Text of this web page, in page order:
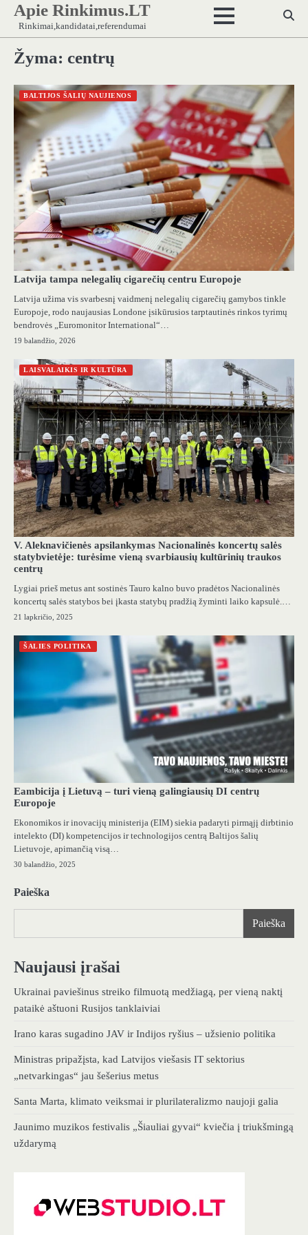
Skip
content
Apie Rinkimus.LT
Rinkimai,kandidatai,referendumai
Žyma: centrų
BALTIJOS ŠALIŲ NAUJIENOS
Latvija tampa nelegalių cigarečių centru Europoje
Latvija užima vis svarbesnį vaidmenį nelegalių cigarečių gamybos tinkle
Europoje, rodo naujausias Londone įsikūrusios tarptautinės rinkos tyrimų
bendrovės „Euromonitor International“…
19 balandžio, 2026
LAISVALAIKIS IR KULTŪRA
V. Aleknavičienės apsilankymas Nacionalinės koncertų salės
statybvietėje: turėsime vieną svarbiausių kultūrinių traukos
centrų
Lygiai prieš metus ant sostinės Tauro kalno buvo pradėtos Nacionalinės
koncertų salės statybos bei įkasta statybų pradžią žyminti laiko kapsulė.…
21 lapkričio, 2025
ŠALIES POLITIKA
Eambicija į Lietuvą – turi vieną galingiausių DI centrų
Europoje
Ekonomikos ir inovacijų ministerija (EIM) siekia padaryti pirmąjį dirbtinio
intelekto (DI) kompetencijos ir technologijos centrą Baltijos šalių
Lietuvoje, apimančią visą…
30 balandžio, 2025
Paieška
Paieška
Naujausi įrašai
Ukrainai paviešinus streiko filmuotą medžiagą, per vieną naktį
pataikė aštuoni Rusijos tanklaiviai
Irano karas sugadino JAV ir Indijos ryšius – užsienio politika
Ministras pripažįsta, kad Latvijos viešasis IT sektorius
„netvarkingas“ jau šešerius metus
Santa Marta, klimato veiksmai ir plurilateralizmo naujoji galia
Jaunimo muzikos festivalis „Šiauliai gyvai“ kviečia į triukšmingą
uždarymą